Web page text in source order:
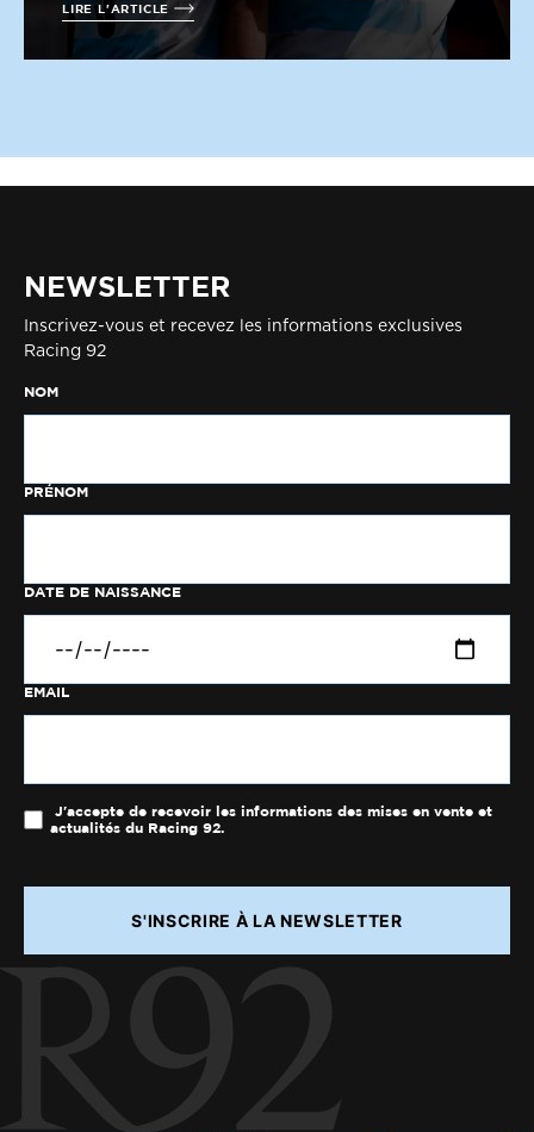
LIRE L'ARTICLE
NEWSLETTER
Inscrivez-vous et recevez les informations exclusives
Racing 92
NOM
PRÉNOM
DATE DE NAISSANCE
EMAIL
J'accepte de recevoir les informations des mises en vente et
actualités du Racing 92.
S'INSCRIRE À LA NEWSLETTER